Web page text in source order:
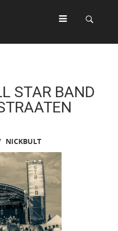
STAR BAND
NICKBULT